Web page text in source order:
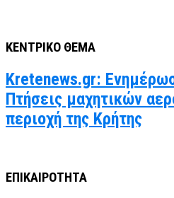
ΚΕΝΤΡΙΚΟ ΘΕΜΑ
Kretenews.gr:
Πτήσεις μαχητικών
περιοχή της Κρήτης
ΕΠΙΚΑΙΡΟΤΗΤΑ